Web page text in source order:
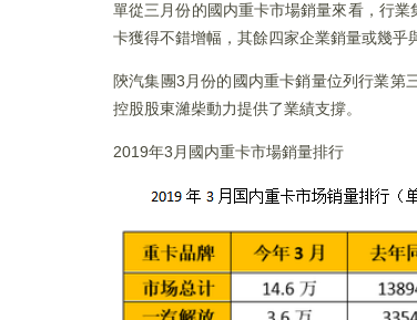
單從三月份的國内重卡市場銷量來看，行
卡獲得不錯增幅，其餘四家企業銷量或幾乎
陝汽集團3月份的國内重卡銷量位列行業第
控股股東濰柴動力提供了業績支撐。
2019年3月國内重卡市場銷量排行